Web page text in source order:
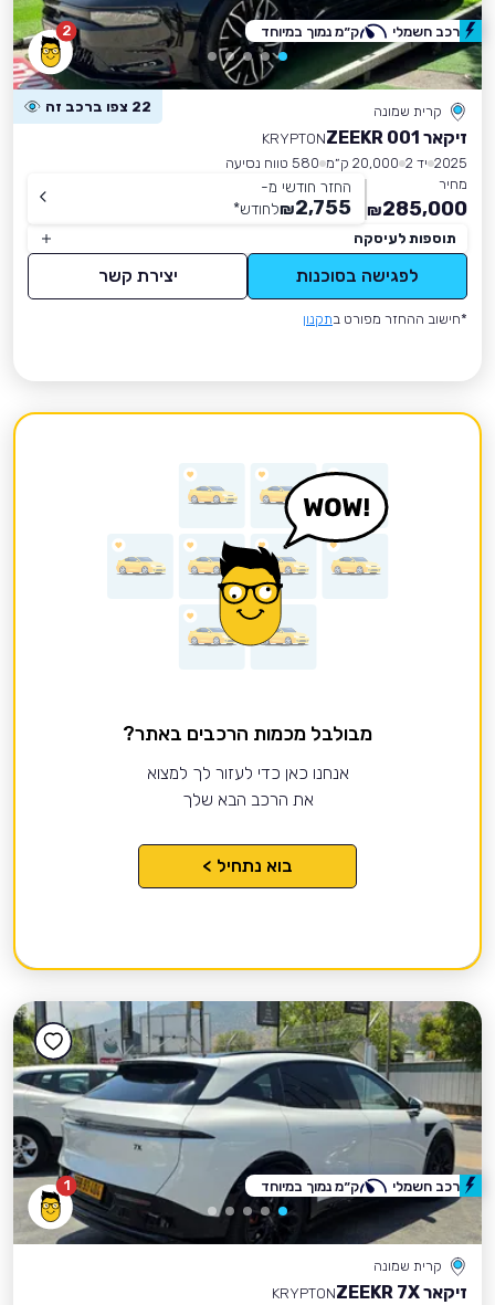
2
קרית שמונה 22 צפו ברכב זה
זיקאר ZEEKR 001
KRYPTON
2025 יד 2 20,000 ק״מ
580 טווח נסיעה
מחיר
285,000
₪
החזר חודשי מ-
2,755
₪לחודש*
תוספות לעיסקה
לפגישה בסוכנות יצירת קשר
*חישוב ההחזר מפורט בתקנון
רכב חשמלי ק״מ נמוך במיוחד
מבולבל מכמות הרכבים באתר?
אנחנו כאן כדי לעזור לך למצוא
את הרכב הבא שלך
בוא נתחיל >
1
קרית שמונה
זיקאר ZEEKR 7X
KRYPTON
רכב חשמלי ק״מ נמוך במיוחד